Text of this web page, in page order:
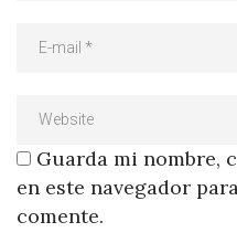
Guarda mi nombre,
en este navegador
comente.